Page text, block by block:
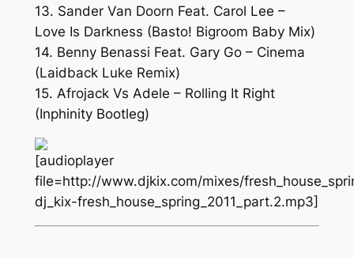
13. Sander Van Doorn Feat. Carol Lee –
Love Is Darkness (Basto! Bigroom Baby Mix)
14. Benny Benassi Feat. Gary Go – Cinema
(Laidback Luke Remix)
15. Afrojack Vs Adele – Rolling It Right
(Inphinity Bootleg)
[audioplayer
file=http://www.djkix.com/mixes/
dj_kix-fresh_house_spring_2011_part.2.mp3]